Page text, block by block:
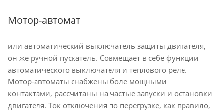
Мотор-автомат
или автоматический выключатель защиты двигателя,
он же ручной пускатель. Совмещает в себе функции
автоматического выключателя и теплового реле.
Мотор-автоматы снабжены боле мощными
контактами, рассчитаны на частые запуски и остановки
двигателя. Ток отключения по перегрузке, как правило,